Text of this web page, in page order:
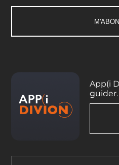
App(i
guider.